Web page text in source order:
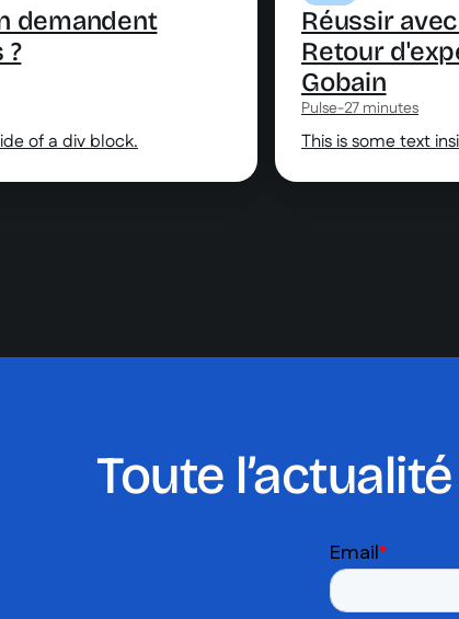
demandent
?
of a div block.
Réussir
Retour
Gobain
Pulse-27 minutes
This is some text
Toute